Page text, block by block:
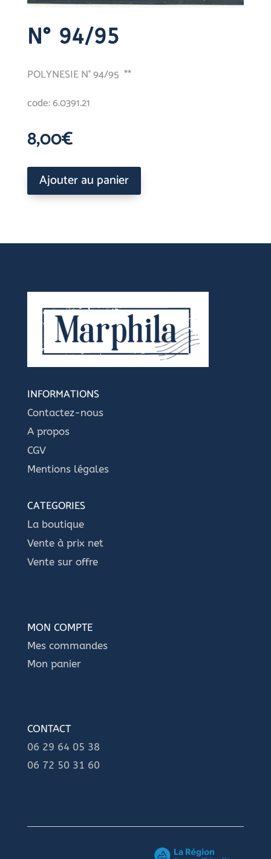
N° 94/95
POLYNESIE N° 94/95 **
code: 6.0391.21
8,00€
Ajouter au panier
INFORMATIONS
Contactez-nous
A propos
CGV
Mentions légales
CATEGORIES
La boutique
Vente à prix net
Vente sur offre
MON COMPTE
Mes commandes
Mon panier
CONTACT
06 29 64 05 38
06 72 50 31 60